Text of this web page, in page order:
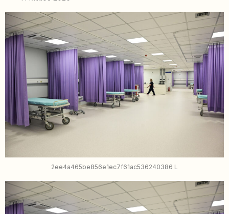
2ee4a465be856e1ec7f61ac536240386 L